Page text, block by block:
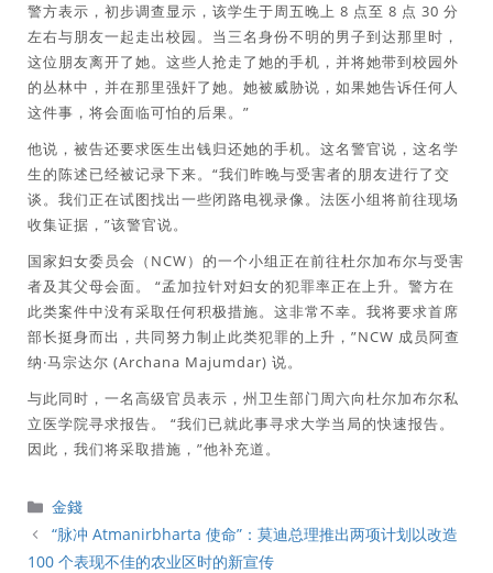
警方表示，初步调查显示，该学生于周五晚上 8 点至 8 点 30 分
左右与朋友一起走出校园。当三名身份不明的男子到达那里时，
这位朋友离开了她。这些人抢走了她的手机，并将她带到校园外
的丛林中，并在那里强奸了她。她被威胁说，如果她告诉任何人
这件事，将会面临可怕的后果。”
他说，被告还要求医生出钱归还她的手机。这名警官说，这名学
生的陈述已经被记录下来。“我们昨晚与受害者的朋友进行了交
谈。我们正在试图找出一些闭路电视录像。法医小组将前往现场
收集证据，”该警官说。
国家妇女委员会（NCW）的一个小组正在前往杜尔加布尔与受害
者及其父母会面。 “孟加拉针对妇女的犯罪率正在上升。警方在
此类案件中没有采取任何积极措施。这非常不幸。我将要求首席
部长挺身而出，共同努力制止此类犯罪的上升，”NCW 成员阿查
纳·马宗达尔 (Archana Majumdar) 说。
与此同时，一名高级官员表示，州卫生部门周六向杜尔加布尔私
立医学院寻求报告。 “我们已就此事寻求大学当局的快速报告。
因此，我们将采取措施，”他补充道。
分
類
金錢
“脉冲 Atmanirbharta 使命”：莫迪总理推出两项计划以改造
100 个表现不佳的农业区时的新宣传